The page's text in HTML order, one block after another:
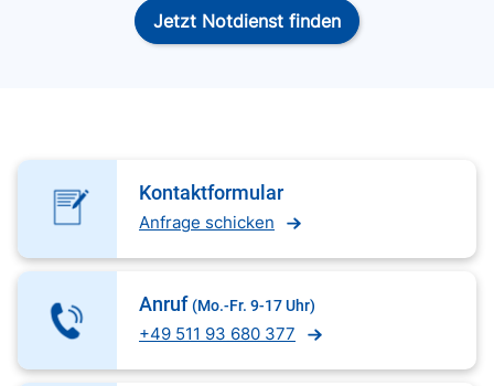
Jetzt Notdienst finden
Kontaktformular
Anfrage schicken
Anruf (Mo.-Fr. 9-17 Uhr)
+49 511 93 680 377